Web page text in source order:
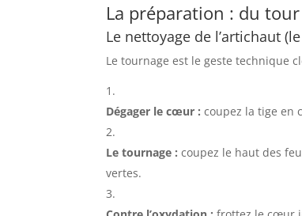
La préparation : du
Le nettoyage de l’artichaut
Le tournage est le geste technique
Dégager le cœur : coupez la tige en
Le tournage : coupez le haut des
vertes.